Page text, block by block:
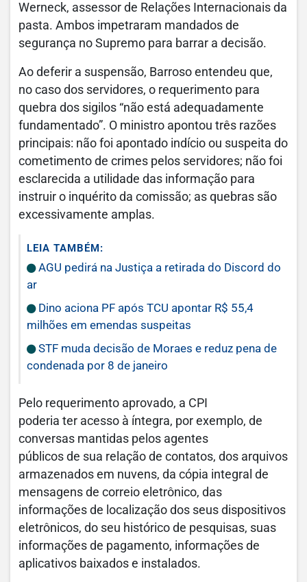
Werneck, assessor de Relações Internacionais da
pasta. Ambos impetraram mandados de
segurança no Supremo para barrar a decisão.
Ao deferir a suspensão, Barroso entendeu que,
no caso dos servidores, o requerimento para
quebra dos sigilos “não está adequadamente
fundamentado”. O ministro apontou três razões
principais: não foi apontado indício ou suspeita do
cometimento de crimes pelos servidores; não foi
esclarecida a utilidade das informação para
instruir o inquérito da comissão; as quebras são
excessivamente amplas.
LEIA TAMBÉM:
AGU pedirá na Justiça a retirada do Discord do
ar
Dino aciona PF após TCU apontar R$ 55,4
milhões em emendas suspeitas
STF muda decisão de Moraes e reduz pena de
condenada por 8 de janeiro
Pelo requerimento aprovado, a CPI
poderia ter acesso à íntegra, por exemplo, de
conversas mantidas pelos agentes
públicos de sua relação de contatos, dos arquivos
armazenados em nuvens, da cópia integral de
mensagens de correio eletrônico, das
informações de localização dos seus dispositivos
eletrônicos, do seu histórico de pesquisas, suas
informações de pagamento, informações de
aplicativos baixados e instalados.